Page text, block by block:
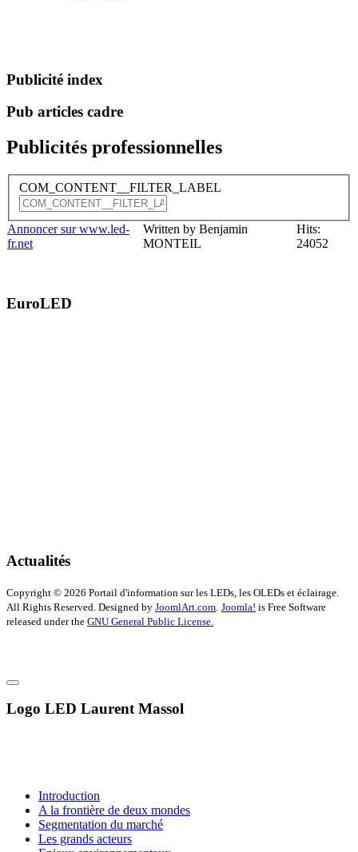
Publicité index
Pub articles cadre
Publicités professionnelles
COM_CONTENT__FILTER_LABEL
Annoncer sur www.led-
fr.net
Written by Benjamin
MONTEIL
Hits:
24052
EuroLED
Actualités
Copyright © 2026 Portail d'information sur les LEDs, les OLEDs et éclairage.
All Rights Reserved. Designed by JoomlArt.com Joomla! is Free Software
released under the GNU General Public License.
Logo LED Laurent Massol
Introduction
A la frontière de deux mondes
Segmentation du marché
Les grands acteurs